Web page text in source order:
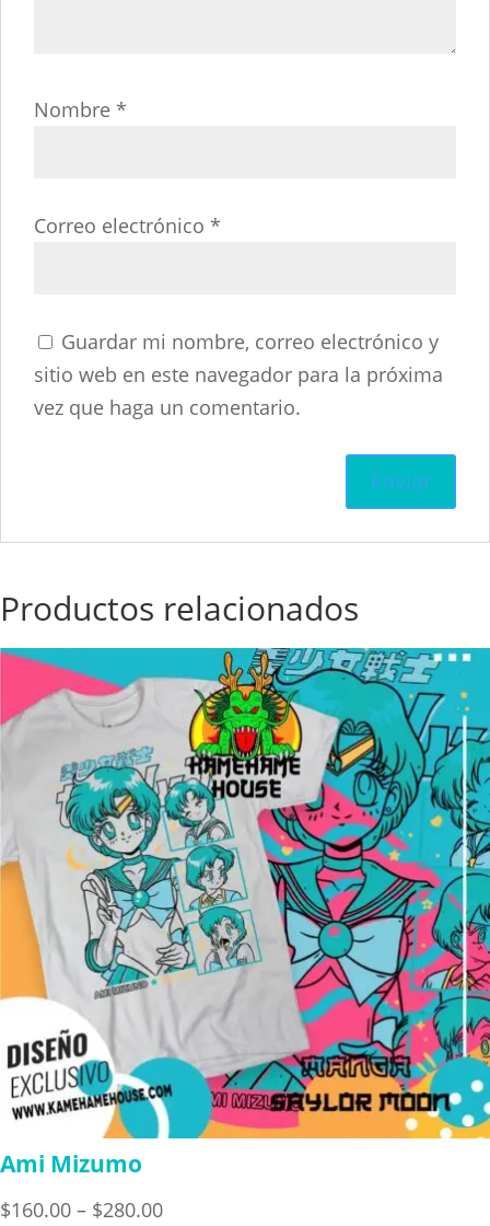
Nombre *
Correo electrónico *
Guardar mi nombre, correo electrónico y
sitio web en este navegador para la próxima
vez que haga un comentario.
Productos relacionados
Ami Mizumo
$160.00 – $280.00Price